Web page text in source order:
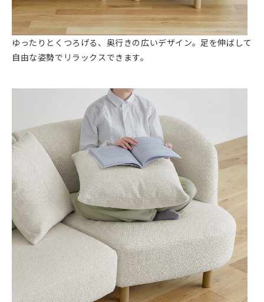
ゆったりとくつろげる、奥行きの広いデザイン。足を伸ばして
自由な姿勢でリラックスできます。